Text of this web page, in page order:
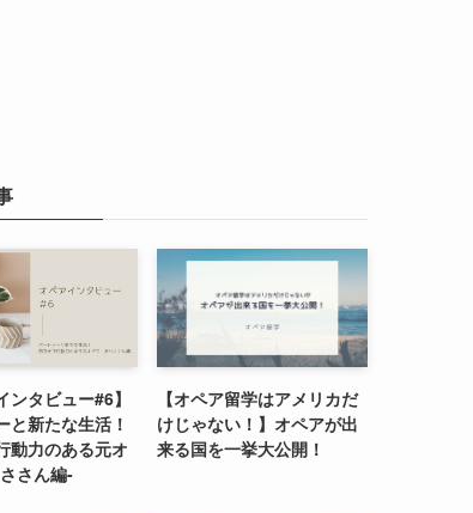
ンタビュー#6】
と新たな生活！
動力のある元オ
さん編-
【オペア留学はアメリカだ
けじゃない！】オペアが出
来る国を一挙大公開！